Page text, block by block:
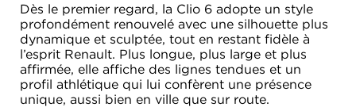
Dès le premier regard, la Clio 6 adopte un style
profondément renouvelé avec une silhouette plus
dynamique et sculptée, tout en restant fidèle à
l’esprit Renault. Plus longue, plus large et plus
affirmée, elle affiche des lignes tendues et un
profil athlétique qui lui confèrent une présence
unique, aussi bien en ville que sur route.